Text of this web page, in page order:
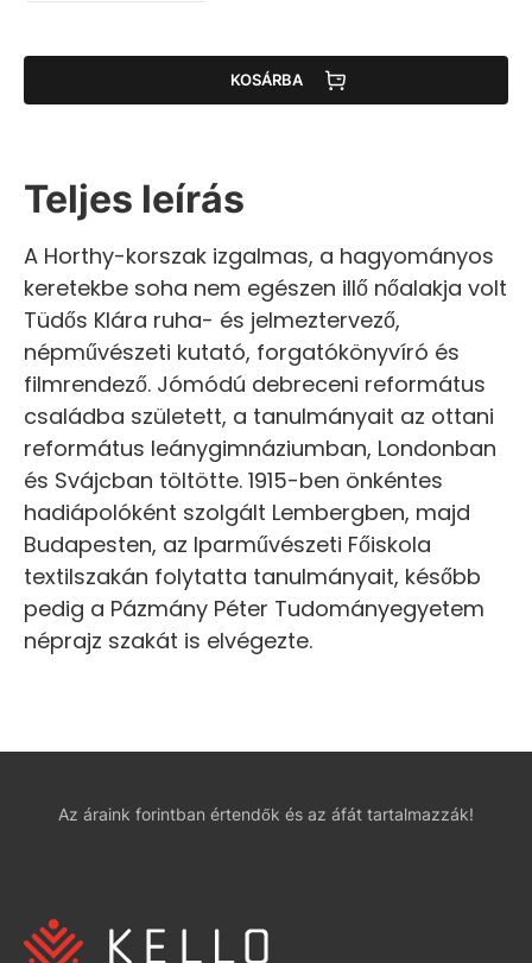
KOSÁRBA
Teljes leírás
A Horthy-korszak izgalmas, a hagyományos
keretekbe soha nem egészen illő nőalakja volt
Tüdős Klára ruha- és jelmeztervező,
népművészeti kutató, forgatókönyvíró és
filmrendező. Jómódú debreceni református
családba született, a tanulmányait az ottani
református leánygimnáziumban, Londonban
és Svájcban töltötte. 1915-ben önkéntes
hadiápolóként szolgált Lembergben, majd
Budapesten, az Iparművészeti Főiskola
textilszakán folytatta tanulmányait, később
pedig a Pázmány Péter Tudományegyetem
néprajz szakát is elvégezte.
Az áraink forintban értendők és az áfát tartalmazzák!